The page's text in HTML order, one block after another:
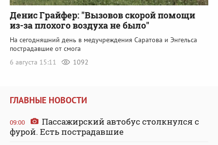
Денис Грайфер: "Вызовов скорой помощи
из-за плохого воздуха не было"
На сегодняшний день в медучреждения Саратова и Энгельса
пострадавшие от смога
6 августа 15:11
1092
ГЛАВНЫЕ НОВОСТИ
09:00
Пассажирский автобус столкнулся с
фурой. Есть пострадавшие